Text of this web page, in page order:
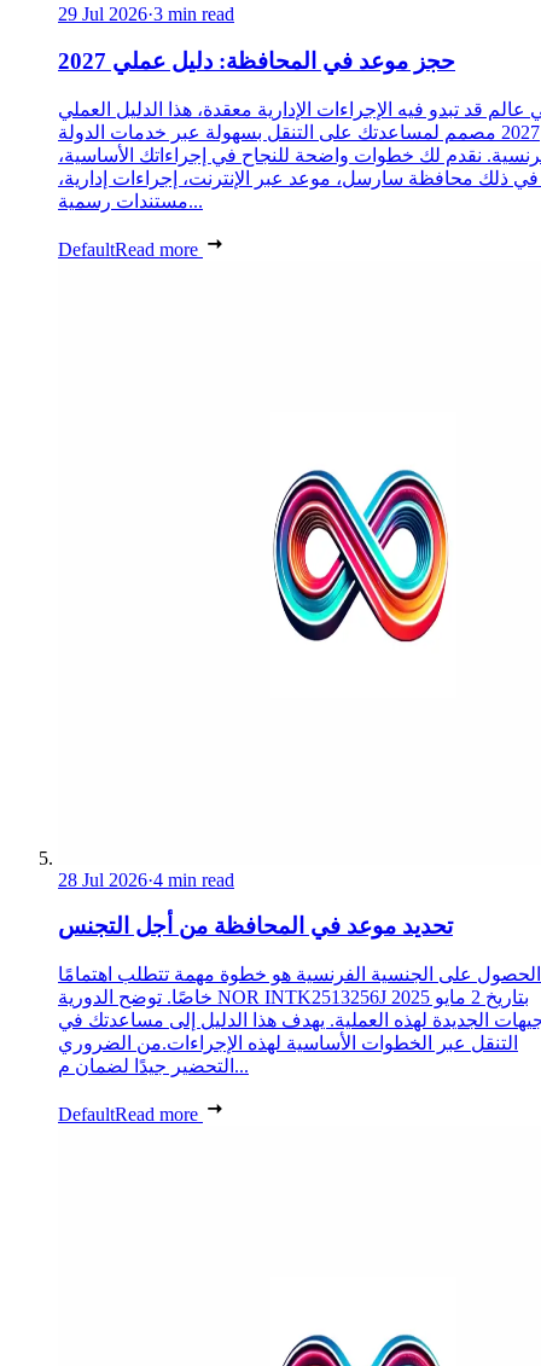
29 Jul 2026·3 min read
حجز موعد في المحافظة: دليل عملي 2027
عالم قد تبدو فيه الإجراءات الإدارية معقدة، هذا الدليل العملي
2027 مصمم لمساعدتك على التنقل بسهولة عبر خدمات الدولة
نقدم لك خطوات واضحة للنجاح في إجراءاتك الأساسية،
في ذلك محافظة سارسل، موعد عبر الإنترنت، إجراءات إدارية،
مستندات رسمية...
DefaultRead more
28 Jul 2026·4 min read
تحديد موعد في المحافظة من أجل التجنس
الحصول على الجنسية الفرنسية هو خطوة مهمة تتطلب اهتمامًا
خاصًا. توضح الدورية NOR INTK2513256J بتاريخ 2 مايو 2025
الجديدة لهذه العملية. يهدف هذا الدليل إلى مساعدتك في
التنقل عبر الخطوات الأساسية لهذه الإجراءات.من الضروري
التحضير جيدًا لضمان م...
DefaultRead more